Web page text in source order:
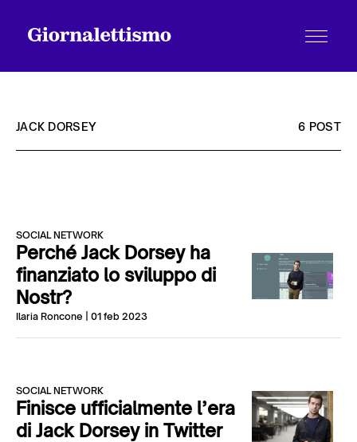
Chi siamo
Contatti
JACK DORSEY 6 POST
SOCIAL NETWORK
Perché Jack Dorsey ha
finanziato lo sviluppo di
Nostr?
Ilaria Roncone | 01 feb 2023
SOCIAL NETWORK
Finisce ufficialmente l’era
di Jack Dorsey in Twitter